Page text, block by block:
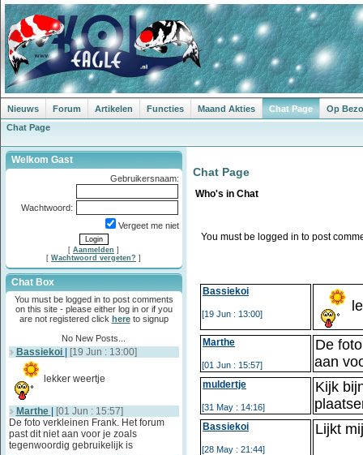
Nieuws Forum Artikelen Functies Maand Akties Chat Page
Op
Chat Page
Welkom Gast
Gebruikersnaam:
Wachtwoord:
Vergeet me niet
[ Aanmelden ]
[ Wachtwoord vergeten? ]
Chat Box
You must be logged in to post comments
on this site - please either log in or if you
are not registered click hereto signup
No New Posts...
Bassiekoi [19 Jun : 13:00]
lekker weertje
Marthe
[01 Jun : 15:57]
De foto verkleinen Frank. Het forum
past dit niet aan voor je zoals
tegenwoordig gebruikelijk is
Chat Page
Who's in Chat
You must be logged in to post
Bassiekoi
[19 Jun : 13:00]
Marthe
[01 Jun : 15:57]
De
aan
muldertje
[31 May : 14:16]
Kijk
Bassiekoi
[28 May : 21:44]
Lijkt